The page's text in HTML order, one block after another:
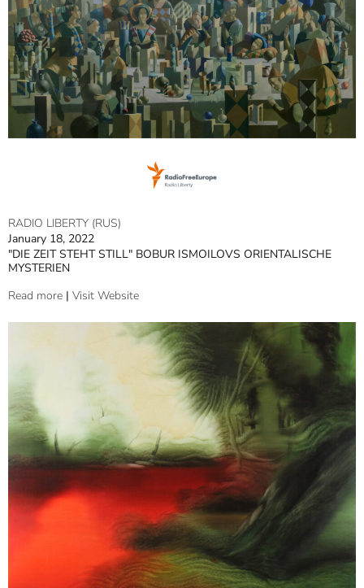
RADIO LIBERTY (RUS)
January 18, 2022
"DIE ZEIT STEHT STILL" BOBUR ISMOILOVS ORIENTALISCHE
MYSTERIEN
Read more | Visit Website